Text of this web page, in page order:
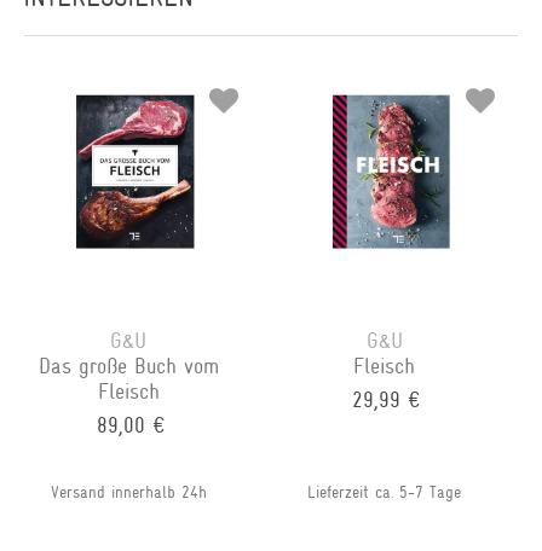
G&U
Das große Buch vom
Fleisch
89,00 €
Versand innerhalb 24h
G&U
Fleisch
29,99 €
Lieferzeit ca. 5-7 Tage